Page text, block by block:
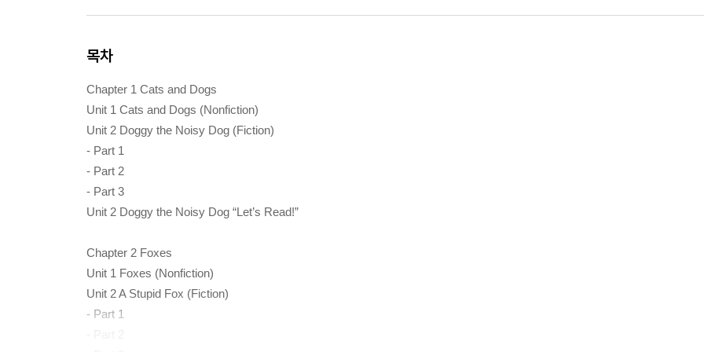
목차
Chapter 1 Cats and Dogs
Unit 1 Cats and Dogs (Nonfiction)
Unit 2 Doggy the Noisy Dog (Fiction)
- Part 1
- Part 2
- Part 3
Unit 2 Doggy the Noisy Dog “Let’s Read!”
Chapter 2 Foxes
Unit 1 Foxes (Nonfiction)
Unit 2 A Stupid Fox (Fiction)
- Part 1